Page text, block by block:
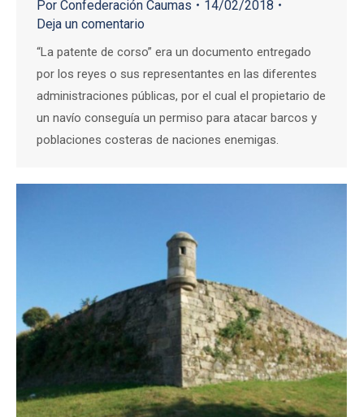
Por Confederación Caumas
14/02/2018
Deja un comentario
“La patente de corso” era un documento entregado
por los reyes o sus representantes en las diferentes
administraciones públicas, por el cual el propietario de
un navío conseguía un permiso para atacar barcos y
poblaciones costeras de naciones enemigas.